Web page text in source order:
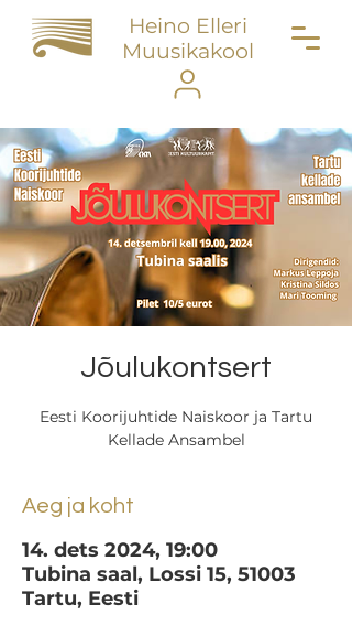
Heino Elleri
Muusikakool
Jõulukontsert
Eesti Koorijuhtide Naiskoor ja Tartu
Kellade Ansambel
Aeg ja koht
14. dets 2024, 19:00
Tubina saal, Lossi 15, 51003
Tartu, Eesti